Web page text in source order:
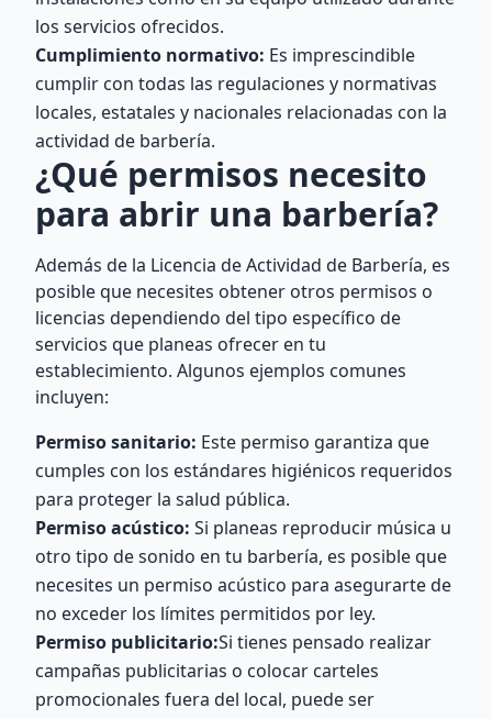
los servicios ofrecidos.
Cumplimiento normativo: Es imprescindible
cumplir con todas las regulaciones y normativas
locales, estatales y nacionales relacionadas con la
actividad de barbería.
¿Qué permisos necesito
para abrir una barbería?
Además de la Licencia de Actividad de Barbería, es
posible que necesites obtener otros permisos o
licencias dependiendo del tipo específico de
servicios que planeas ofrecer en tu
establecimiento. Algunos ejemplos comunes
incluyen:
Permiso sanitario: Este permiso garantiza que
cumples con los estándares higiénicos requeridos
para proteger la salud pública.
Permiso acústico: Si planeas reproducir música u
otro tipo de sonido en tu barbería, es posible que
necesites un permiso acústico para asegurarte de
no exceder los límites permitidos por ley.
Permiso publicitario:Si tienes pensado realizar
campañas publicitarias o colocar carteles
promocionales fuera del local, puede ser